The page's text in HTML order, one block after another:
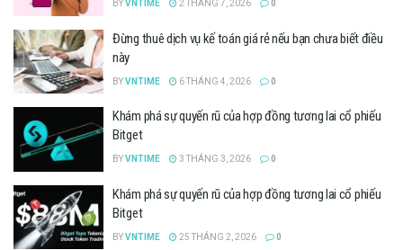
BYVNTIME 2 THÁNG 7, 2026 0
Đừng thuê dịch vụ kế toán giá rẻ nếu bạn chưa biết điều
này
BYVNTIME 6 THÁNG 4, 2026 0
Khám phá sự quyến rũ của hợp đồng tương lai cổ phiếu
Bitget
BYVNTIME 3 THÁNG 3, 2026 0
Khám phá sự quyến rũ của hợp đồng tương lai cổ phiếu
Bitget
BYVNTIME 25 THÁNG 2, 2026 0